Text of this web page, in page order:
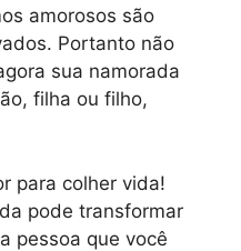
amorosos são
Portanto não
sua namorada
filha ou filho,
para colher vida!
pode transformar
pessoa que você